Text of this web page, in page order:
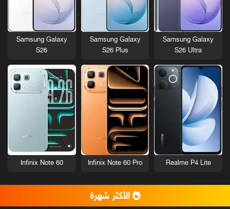
Samsung Galaxy
S26 Ultra
Samsung Galaxy
S26 Plus
Samsung Galaxy
S26
Realme P4 Lite
Infinix Note 60 Pro
Infinix Note 60
الأكثر شهرة